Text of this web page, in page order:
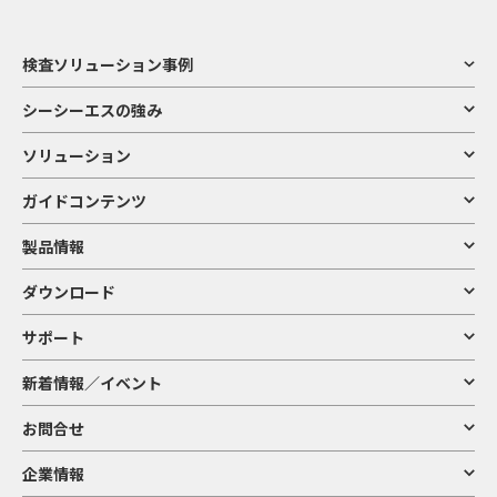
検査ソリューション事例
シーシーエスの強み
ソリューション
ガイドコンテンツ
製品情報
ダウンロード
サポート
新着情報／イベント
お問合せ
企業情報